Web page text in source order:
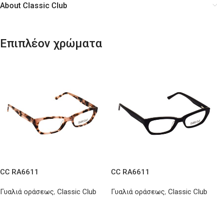
About Classic Club
Επιπλέον χρώματα
CC RA6611
Γυαλιά οράσεως, Classic Club
CC RA6611
Γυαλιά οράσεως, Classic Club